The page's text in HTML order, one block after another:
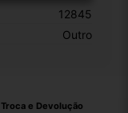
12845
Outro
Troca e Devolução